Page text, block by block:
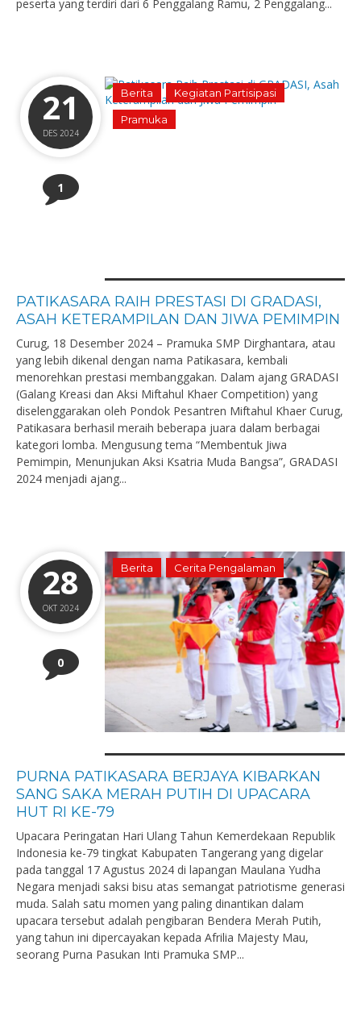
peserta yang terdiri dari 6 Penggalang Ramu, 2 Penggalang...
21
DES 2024
1
Berita Kegiatan Partisipasi
Pramuka
PATIKASARA RAIH PRESTASI DI GRADASI,
ASAH KETERAMPILAN DAN JIWA PEMIMPIN
Curug, 18 Desember 2024 – Pramuka SMP Dirghantara, atau
yang lebih dikenal dengan nama Patikasara, kembali
menorehkan prestasi membanggakan. Dalam ajang GRADASI
(Galang Kreasi dan Aksi Miftahul Khaer Competition) yang
diselenggarakan oleh Pondok Pesantren Miftahul Khaer Curug,
Patikasara berhasil meraih beberapa juara dalam berbagai
kategori lomba. Mengusung tema “Membentuk Jiwa
Pemimpin, Menunjukan Aksi Ksatria Muda Bangsa”, GRADASI
2024 menjadi ajang...
28
OKT 2024
0
Berita Cerita Pengalaman
PURNA PATIKASARA BERJAYA KIBARKAN
SANG SAKA MERAH PUTIH DI UPACARA
HUT RI KE-79
Upacara Peringatan Hari Ulang Tahun Kemerdekaan Republik
Indonesia ke-79 tingkat Kabupaten Tangerang yang digelar
pada tanggal 17 Agustus 2024 di lapangan Maulana Yudha
Negara menjadi saksi bisu atas semangat patriotisme generasi
muda. Salah satu momen yang paling dinantikan dalam
upacara tersebut adalah pengibaran Bendera Merah Putih,
yang tahun ini dipercayakan kepada Afrilia Majesty Mau,
seorang Purna Pasukan Inti Pramuka SMP...